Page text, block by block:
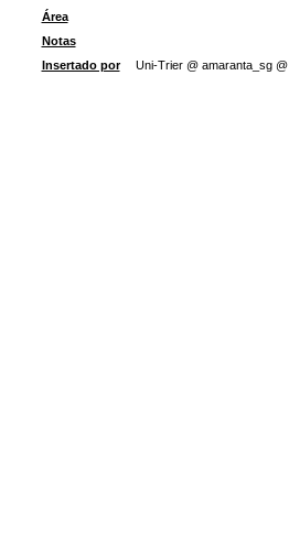
Área
Notas
Insertado por
Uni-Trier @ amaranta_sg @